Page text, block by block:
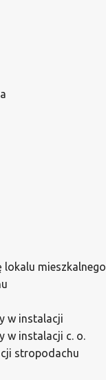
mieszkalnego
w instalacji
w instalacji c. o.
stropodachu